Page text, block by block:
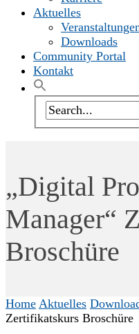
Aktuelles
Downloads
Community Portal
Kontakt
„Digital
Manager“
Broschüre
Home Aktuelles
Zertifikatskurs Broschüre